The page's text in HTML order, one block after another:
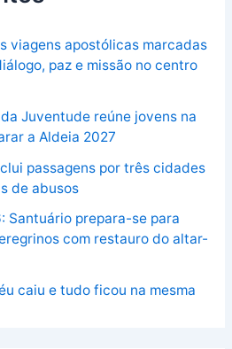
viagens apostólicas marcadas
paz e missão no centro
Juventude reúne jovens na
a Aldeia 2027
passagens por três cidades
de abusos
Santuário prepara-se para
com restauro do altar-
caiu e tudo ficou na mesma